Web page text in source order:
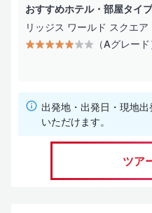
おすすめホテル・部屋タイプ
リッジス ワールド スクエア
（Aグレード
出発地・出発日・現地
いただけます。
ツア